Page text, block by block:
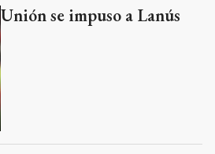
Unión se impuso a Lanús